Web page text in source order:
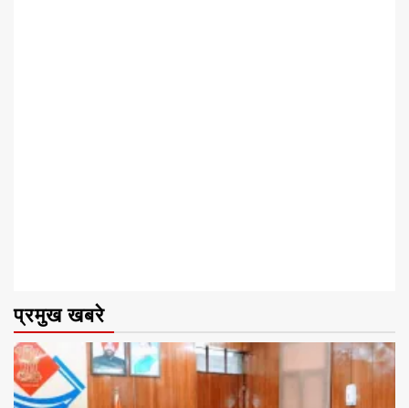
प्रमुख खबरे